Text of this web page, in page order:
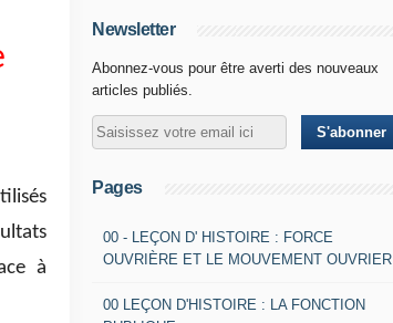
à
Newsletter
Abonnez-vous pour être averti des nouveaux
articles publiés.
Pages
00 - LEÇON D' HISTOIRE : FORCE
OUVRIÈRE ET LE MOUVEMENT OUVRIER
00 LEÇON D'HISTOIRE : LA FONCTION